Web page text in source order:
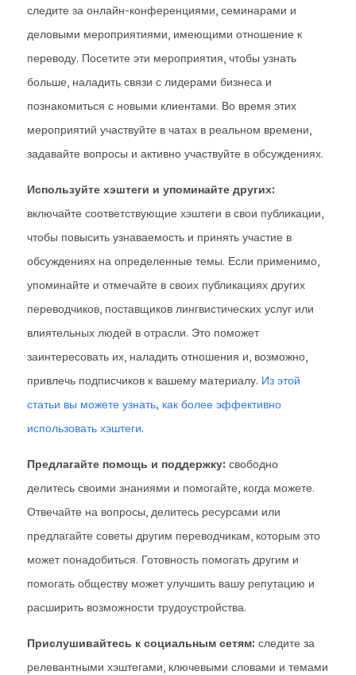
следите за онлайн-конференциями, семинарами и
деловыми мероприятиями, имеющими отношение к
переводу. Посетите эти мероприятия, чтобы узнать
больше, наладить связи с лидерами бизнеса и
познакомиться с новыми клиентами. Во время этих
мероприятий участвуйте в чатах в реальном времени,
задавайте вопросы и активно участвуйте в обсуждениях.
Используйте хэштеги и упоминайте других:
включайте соответствующие хэштеги в свои публикации,
чтобы повысить узнаваемость и принять участие в
обсуждениях на определенные темы. Если применимо,
упоминайте и отмечайте в своих публикациях других
переводчиков, поставщиков лингвистических услуг или
влиятельных людей в отрасли. Это поможет
заинтересовать их, наладить отношения и, возможно,
привлечь подписчиков к вашему материалу. Из этой
статьи вы можете узнать, как более эффективно
использовать хэштеги.
Предлагайте помощь и поддержку: свободно
делитесь своими знаниями и помогайте, когда можете.
Отвечайте на вопросы, делитесь ресурсами или
предлагайте советы другим переводчикам, которым это
может понадобиться. Готовность помогать другим и
помогать обществу может улучшить вашу репутацию и
расширить возможности трудоустройства.
Прислушивайтесь к социальным сетям: следите за
релевантными хэштегами, ключевыми словами и темами